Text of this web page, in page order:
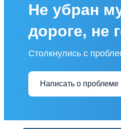
Не убран
дороге, не
Столкнулись с
Написать о проблеме